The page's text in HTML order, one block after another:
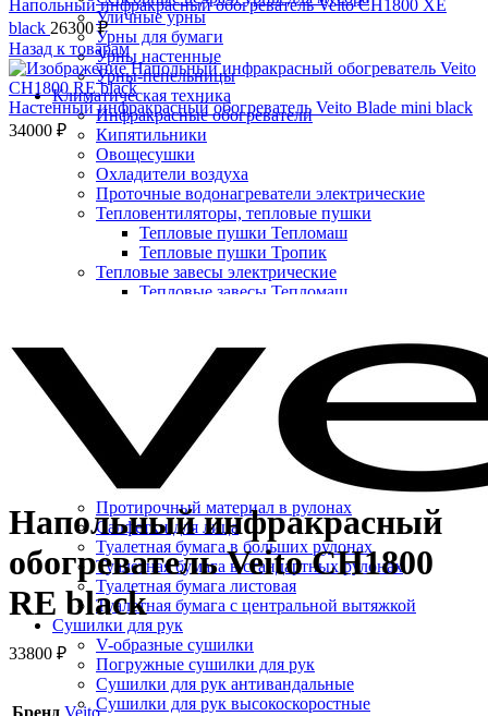
Уличные урны
Урны для бумаги
Урны настенные
Урны-пепельницы
Климатическая техника
Инфракрасные обогреватели
Кипятильники
Овощесушки
Охладители воздуха
Проточные водонагреватели электрические
Тепловентиляторы, тепловые пушки
Тепловые пушки Тепломаш
Тепловые пушки Тропик
Тепловые завесы электрические
Тепловые завесы Тепломаш
Расходные материалы
Бумажные полотенца в рулонах
Бумажные сиденья для унитаза
Дезинфицирующие средства
Жидкое мыло TORK
Картриджи и баллоны для диспенсеров
освежителя воздуха
Листовые бумажные полотенца
Протирочный материал в рулонах
Салфетки для лица
Туалетная бумага в больших рулонах
Туалетная бумага в стандартных рулонах
Туалетная бумага листовая
Туалетная бумага с центральной вытяжкой
Сушилки для рук
V-образные сушилки
Погружные сушилки для рук
Сушилки для рук антивандальные
Сушилки для рук высокоскоростные
Напольный инфракрасный обогреватель Veito CH1800 XE
black 26300₽
Назад к товарам
Настенный инфракрасный обогреватель Veito Blade mini black
34000 ₽
Нажмите, чтобы увеличить
Напольный инфракрасный
обогреватель Veito CH1800
RE black
33800 ₽
Бренд Veito